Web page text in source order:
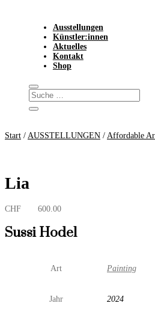
Ausstellungen
Künstler:innen
Aktuelles
Kontakt
Shop
Start / AUSSTELLUNGEN / Affordable
Lia
CHF 600.00
Sussi Hodel
Art Painting
Jahr 2024